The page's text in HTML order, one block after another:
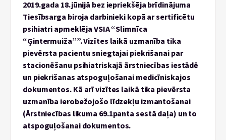
2019.gada 18.jūnijā bez iepriekšēja brīdinājuma
Tiesībsarga biroja darbinieki kopā ar sertificētu
psihiatri apmeklēja VSIA “Slimnīca
“Ģintermuiža””. Vizītes laikā uzmanība tika
pievērsta pacientu sniegtajai piekrišanai par
stacionēšanu psihiatriskajā ārstniecības iestādē
un piekrišanas atspoguļošanai medicīniskajos
dokumentos. Kā arī vizītes laikā tika pievērsta
uzmanība ierobežojošo līdzekļu izmantošanai
(Ārstniecības likuma 69.1panta sestā daļa) un to
atspoguļošanai dokumentos.